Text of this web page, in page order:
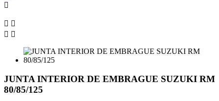

 
 
JUNTA INTERIOR DE EMBRAGUE SUZUKI RM
80/85/125